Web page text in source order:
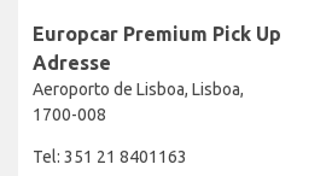
Europcar Premium Pick Up
Adresse
Aeroporto de Lisboa, Lisboa,
1700-008
Tel: 351 21 8401163